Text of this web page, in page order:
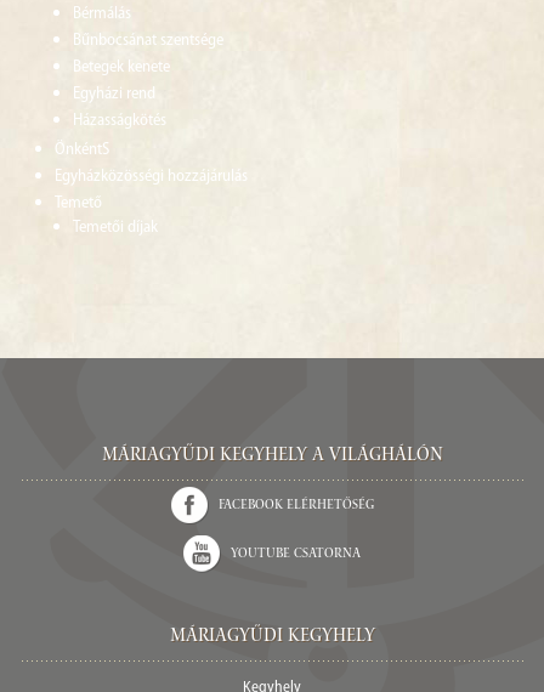
Bérmálás
Bűnbocsánat szentsége
Betegek kenete
Egyházi rend
Házasságkötés
ÖnkéntS
Egyházközösségi hozzájárulás
Temető
Temetői díjak
Máriagyűdi Kegyhely a világhálón
Facebook elérhetőség
Youtube csatorna
Máriagyűdi Kegyhely
Kegyhely